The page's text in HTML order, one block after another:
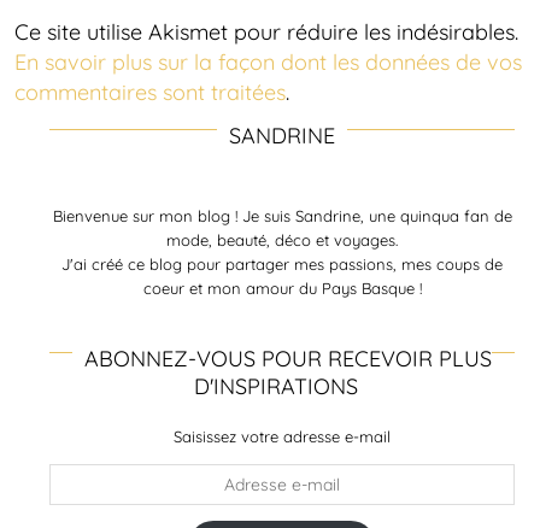
Ce site utilise Akismet pour réduire les indésirables.
En savoir plus sur la façon dont les données de vos
commentaires sont traitées.
SANDRINE
Bienvenue sur mon blog ! Je suis Sandrine, une quinqua fan de
mode, beauté, déco et voyages.
J'ai créé ce blog pour partager mes passions, mes coups de
coeur et mon amour du Pays Basque !
ABONNEZ-VOUS POUR RECEVOIR PLUS
D'INSPIRATIONS
Saisissez votre adresse e-mail